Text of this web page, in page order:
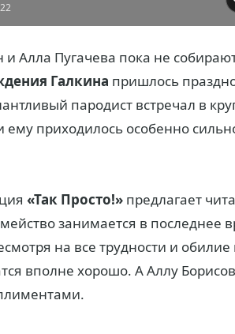
Алла Пугачева пока не
Галкина пришлось
пародист встречал в
ему приходилось особенно
«Так Просто!» предлагает
занимается в последнее
на все трудности и обилие
вполне хорошо. А Аллу